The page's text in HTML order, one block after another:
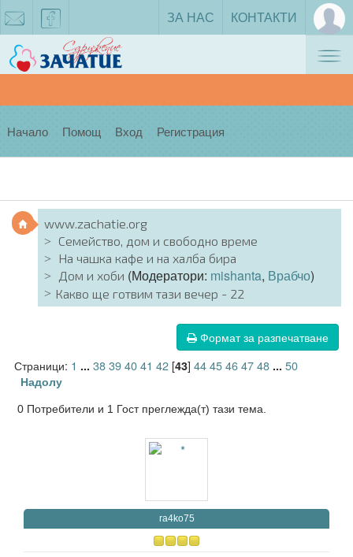
facebook
ЗА НАС КОНТАКТИ
Начало Помощ Вход Регистрация
www.zachatie.org
Семейство, дом и свободно време
На чашка кафе и на халба бира
Дом и хоби (Модератори: mishanta, Врабчо)
Какво ще готвим тази вечер - 22
Формат за разпечатване
Страници: 1 ... 38394041 42[43] 4445464748 ... 50
Надолу
0 Потребители и 1 Гост преглежда(т) тази тема.
ra4ko75